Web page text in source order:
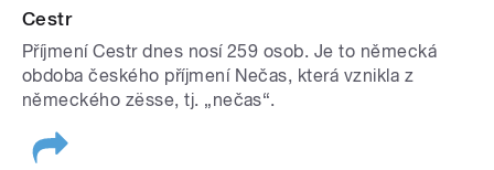
Cestr
Příjmení Cestr dnes nosí 259 osob. Je to německá
obdoba českého příjmení Nečas, která vznikla z
německého zësse, tj. „nečas“.